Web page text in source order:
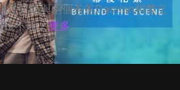
述凱凱與兩個爸爸Damian和傑立
位不速... 更多